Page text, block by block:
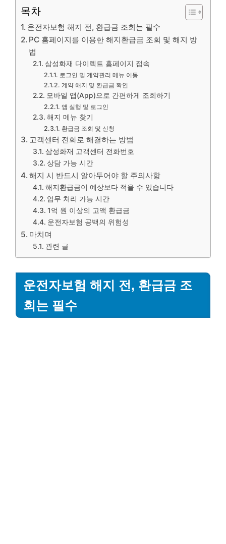
목차
운전자보험 해지 전, 환급금 조회는 필수
PC 홈페이지를 이용한 해지환급금 조회 및 해지 방
법
삼성화재 다이렉트 홈페이지 접속
로그인 및 계약관리 메뉴 이동
계약 해지 및 환급금 확인
모바일 앱(App)으로 간편하게 조회하기
앱 실행 및 로그인
해지 메뉴 찾기
환급금 조회 및 신청
고객센터 전화로 해결하는 방법
삼성화재 고객센터 전화번호
상담 가능 시간
해지 시 반드시 알아두어야 할 주의사항
해지환급금이 예상보다 적을 수 있습니다
업무 처리 가능 시간
1억 원 이상의 고액 환급금
운전자보험 공백의 위험성
마치며
관련 글
운전자보험 해지 전, 환급금 조
회는 필수